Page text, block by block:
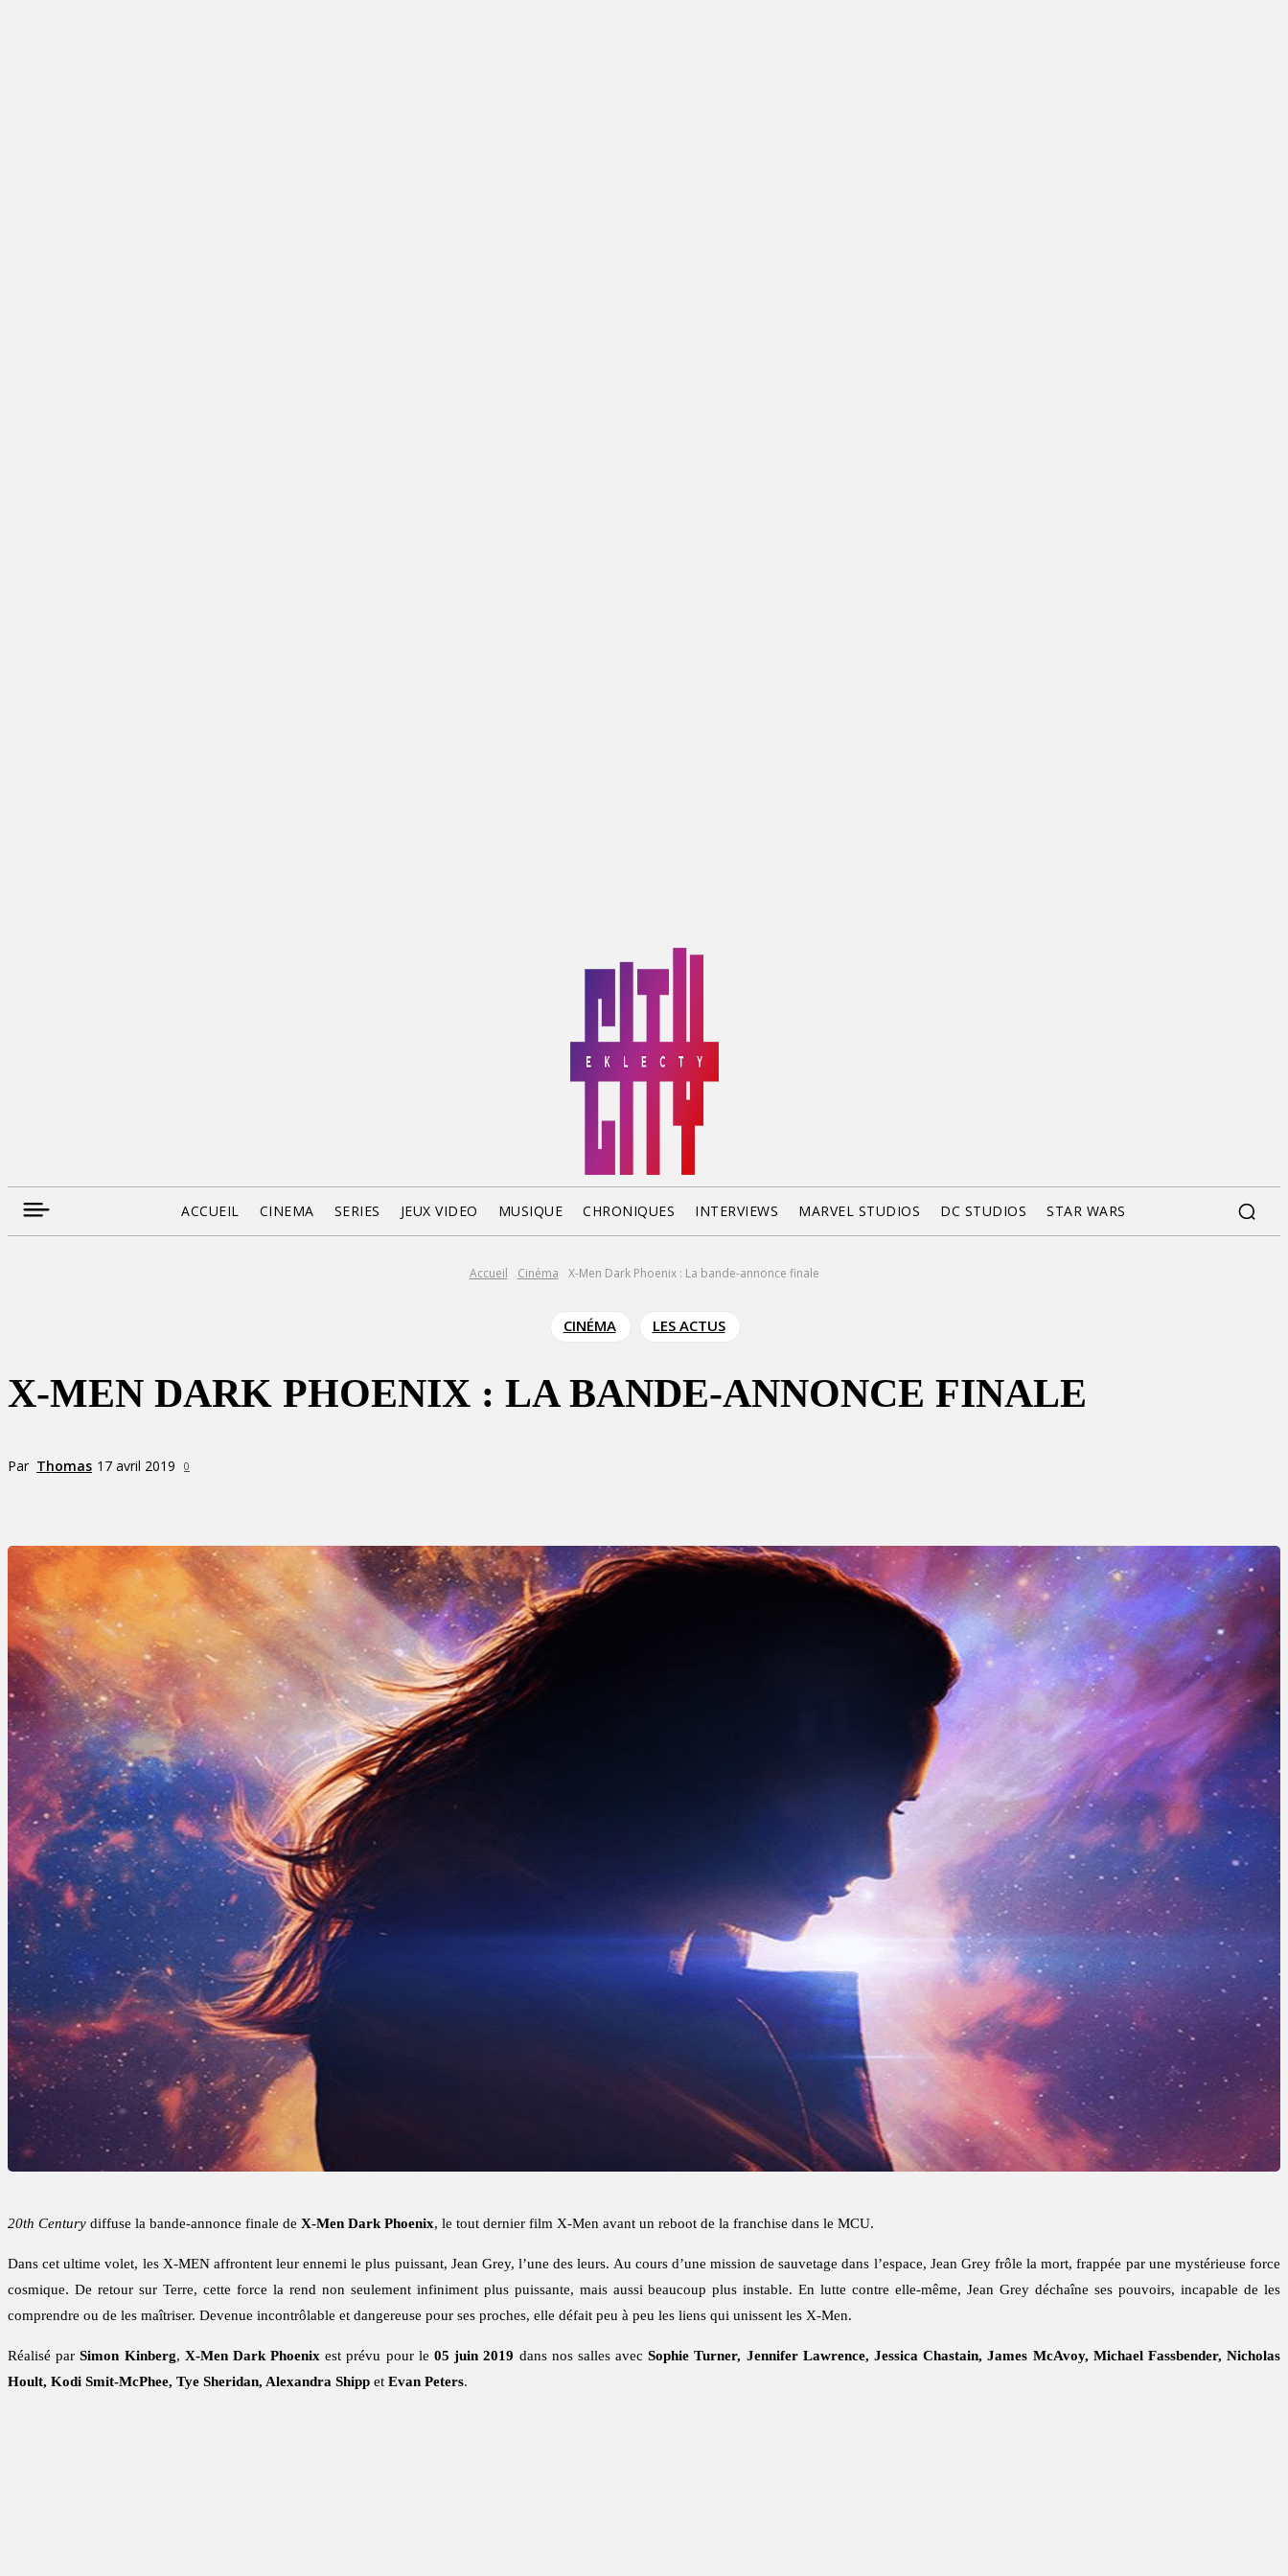
ACCUEIL CINEMA SERIES JEUX VIDEO MUSIQUE CHRONIQUES INTERVIEWS MARVEL STUDIOS DC STUDIOS STAR WARS
Accueil Cinéma X-Men Dark Phoenix : La bande-annonce finale
CINÉMA LES ACTUS
X-MEN DARK PHOENIX : LA BANDE-ANNONCE FINALE
Par Thomas 17 avril 2019 0
20th Century diffuse la bande-annonce finale de X-Men Dark Phoenix, le tout dernier film X-Men avant un reboot de la franchise dans le MCU.
Dans cet ultime volet, les X-MEN affrontent leur ennemi le plus puissant, Jean Grey, l’une des leurs. Au cours d’une mission de sauvetage dans l’espace, Jean Grey frôle la mort, frappée par une mystérieuse force
cosmique. De retour sur Terre, cette force la rend non seulement infiniment plus puissante, mais aussi beaucoup plus instable. En lutte contre elle-même, Jean Grey déchaîne ses pouvoirs, incapable de les
comprendre ou de les maîtriser. Devenue incontrôlable et dangereuse pour ses proches, elle défait peu à peu les liens qui unissent les X-Men.
Réalisé parSimon Kinberg, X-Men Dark Phoenix est prévu pour le 05 juin 2019 dans nos salles avecSophie Turner, Jennifer Lawrence, Jessica Chastain, James McAvoy, Michael Fassbender, Nicholas
Hoult, Kodi Smit-McPhee, Tye Sheridan, Alexandra Shipp et Evan Peters.